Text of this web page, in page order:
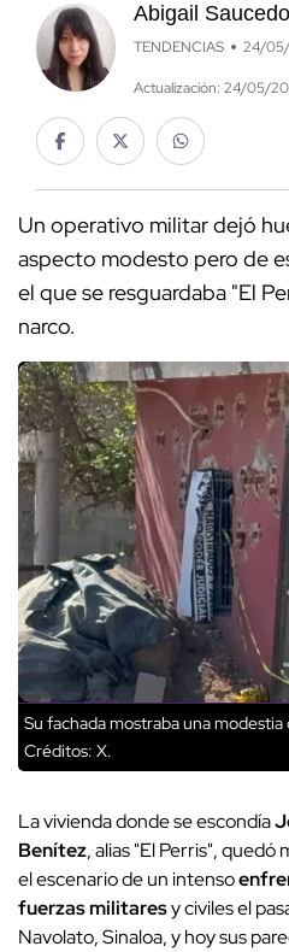
Abigail
TENDENCIAS 24/05/
Actualización: 24/05/
Un operativo militar dejó
aspecto modesto pero de
el que se resguardaba "El
narco.
Su fachada mostraba una
Créditos: X.
La vivienda donde se escondía
Benítez, alias "El Perris", quedó
el escenario de un intenso
fuerzas militaresy civiles el
Navolato, Sinaloa, y hoy sus